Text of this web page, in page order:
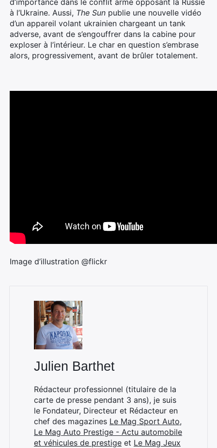
d’importance dans le conflit armé opposant la Russie
à l’Ukraine. Aussi, The Sun publie une nouvelle vidéo
d’un appareil volant ukrainien chargeant un tank
adverse, avant de s’engouffrer dans la cabine pour
exploser à l’intérieur. Le char en question s’embrase
alors, progressivement, avant de brûler totalement.
Image d’illustration @flickr
Julien Barthet
Rédacteur professionnel (titulaire de la
carte de presse pendant 3 ans), je suis
le Fondateur, Directeur et Rédacteur en
chef des magazines Le Mag Sport Auto,
Le Mag Auto Prestige - Actu automobile
et véhicules de prestige et Le Mag Jeux